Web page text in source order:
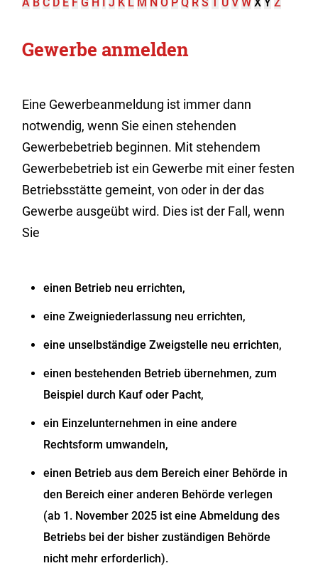
Gewerbe anmelden
Eine Gewerbeanmeldung ist immer dann
notwendig, wenn Sie einen stehenden
Gewerbebetrieb beginnen. Mit stehendem
Gewerbebetrieb ist ein Gewerbe mit einer festen
Betriebsstätte gemeint, von oder in der das
Gewerbe ausgeübt wird. Dies ist der Fall, wenn
Sie
einen Betrieb neu errichten,
eine Zweigniederlassung neu errichten,
eine unselbständige Zweigstelle neu errichten,
einen bestehenden Betrieb übernehmen, zum
Beispiel durch Kauf oder Pacht,
ein Einzelunternehmen in eine andere
Rechtsform umwandeln,
einen Betrieb aus dem Bereich einer Behörde in
den Bereich einer anderen Behörde verlegen
(ab 1. November 2025 ist eine Abmeldung des
Betriebs bei der bisher zuständigen Behörde
nicht mehrerforderlich).